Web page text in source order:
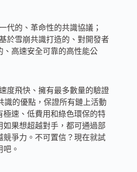
代的、革命性的共識協議；
於雪崩共識打造的、對開發者
、高速安全可靠的高性能公
度飛快、擁有最多數量的驗證
識的優點，保證所有鏈上活動
極速、低費用和綠色環保的特
果想超越對手，都可通過部
競爭力。不可置信？現在就試
。